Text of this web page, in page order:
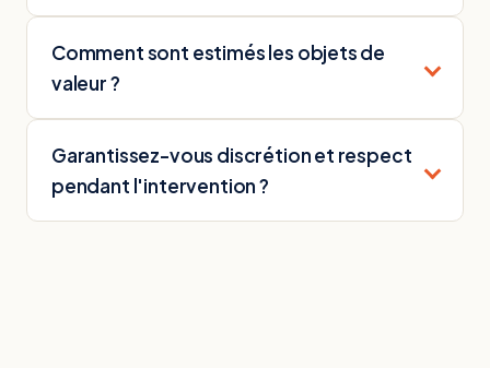
Comment sont estimés les objets de
valeur ?
Garantissez-vous discrétion et respect
pendant l'intervention ?